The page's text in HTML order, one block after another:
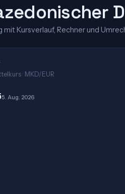
mit Kursverlauf, Rechner und
· MKD/EUR
5. Aug. 2026